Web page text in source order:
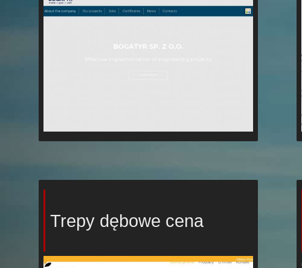
Trepy dębowe cena